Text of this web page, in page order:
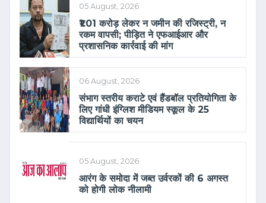
05 August, 2026
₹1.01 करोड़ लेकर न जमीन की रजिस्ट्री, न
रकम वापसी; पीड़ित ने एफआईआर और
प्रशासनिक कार्रवाई की मांग
06 August, 2026
संभाग स्तरीय कराटे एवं हैंडबॉल प्रतियोगिता के
लिए गांधी इंग्लिश मीडियम स्कूल के 25
विद्यार्थियों का चयन
05 August, 2026
आरंग के समोदा में जब्त उर्वरकों की 6 अगस्त
को होगी लोक नीलामी